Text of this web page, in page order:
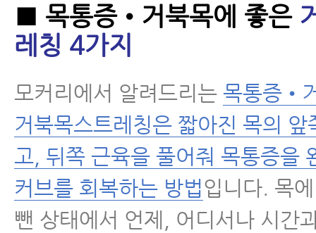
■ 목통증•거북목에 좋은
레칭 4가지
모커리에서 알려드리는 목통증•
거북목스트레칭은 짧아진 목의 앞
고, 뒤쪽 근육을 풀어줘 목통증을
커브를 회복하는 방법입니다. 목
뺀 상태에서 언제, 어디서나 시간